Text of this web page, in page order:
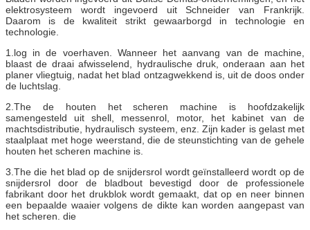
elektrosysteem wordt ingevoerd uit Schneider van Frankrijk.
Daarom is de kwaliteit strikt gewaarborgd in technologie en
technologie.
1.log in de voerhaven. Wanneer het aanvang van de machine,
blaast de draai afwisselend, hydraulische druk, onderaan aan het
planer vliegtuig, nadat het blad ontzagwekkend is, uit de doos onder
de luchtslag.
2.The de houten het scheren machine is hoofdzakelijk
samengesteld uit shell, messenrol, motor, het kabinet van de
machtsdistributie, hydraulisch systeem, enz. Zijn kader is gelast met
staalplaat met hoge weerstand, die de steunstichting van de gehele
houten het scheren machine is.
3.The die het blad op de snijdersrol wordt geïnstalleerd wordt op de
snijdersrol door de bladbout bevestigd door de professionele
fabrikant door het drukblok wordt gemaakt, dat op en neer binnen
een bepaalde waaier volgens de dikte kan worden aangepast van
het scheren. die